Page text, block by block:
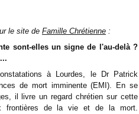
le site de Famille Chrétienne :
sont-elles un signe de l'au-delà ?
à Lourdes, le Dr Patrick
de mort imminente (EMI). En se
il livre un regard chrétien sur cette
frontières de la vie et de la mort.